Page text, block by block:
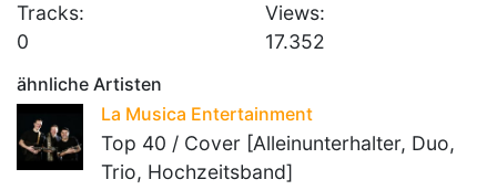
Tracks:
0
Views:
17.352
ähnliche Artisten
La Musica Entertainment
Top 40 / Cover [Alleinunterhalter, Duo,
Trio, Hochzeitsband]